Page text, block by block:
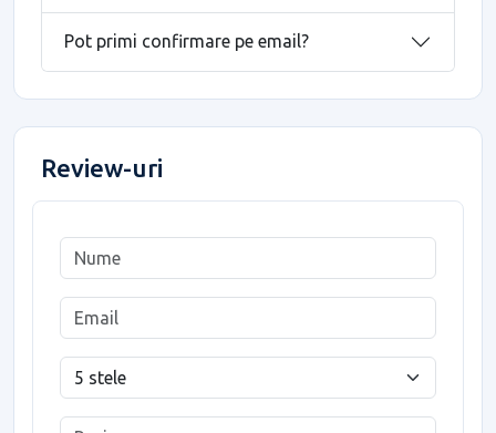
Pot primi confirmare pe email?
Review-uri